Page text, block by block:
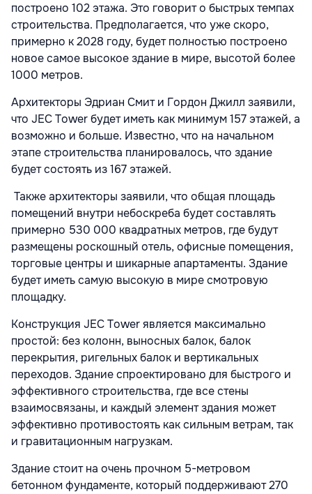
построено 102 этажа. Это говорит о быстрых темпах
строительства. Предполагается, что уже скоро,
примерно к 2028 году, будет полностью построено
новое самое высокое здание в мире, высотой более
1000 метров.
Архитекторы Эдриан Смит и Гордон Джилл заявили,
что JEC Tower будет иметь как минимум 157 этажей, а
возможно и больше. Известно, что на начальном
этапе строительства планировалось, что здание
будет состоять из 167 этажей.
Также архитекторы заявили, что общая площадь
помещений внутри небоскреба будет составлять
примерно 530 000 квадратных метров, где будут
размещены роскошный отель, офисные помещения,
торговые центры и шикарные апартаменты. Здание
будет иметь самую высокую в мире смотровую
площадку.
Конструкция JEC Tower является максимально
простой: без колонн, выносных балок, балок
перекрытия, ригельных балок и вертикальных
переходов. Здание спроектировано для быстрого и
эффективного строительства, где все стены
взаимосвязаны, и каждый элемент здания может
эффективно противостоять как сильным ветрам, так
и гравитационным нагрузкам.
Здание стоит на очень прочном 5-метровом
бетонном фундаменте, который поддерживают 270